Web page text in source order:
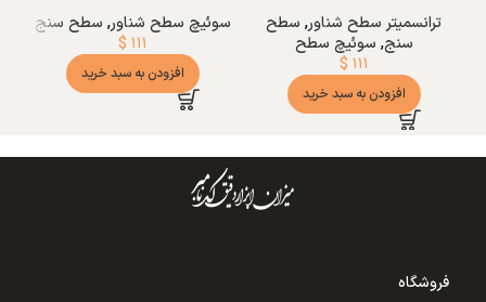
ترانسمیتر سطح شناور, سطح
سنج, سوئیچ سطح
$ ۱۱۱
افزودن به سبد خرید
سوئیچ سطح شناور, سطح سنج
$ ۱۱۱
افزودن به سبد خرید
فروشگاه